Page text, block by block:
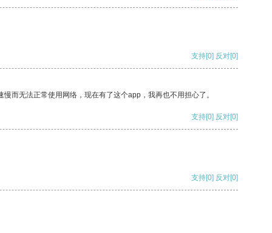
支持[0] 反对[0]
而无法正常使用网络，现在有了这个app，我再也不用担心了。
支持[0] 反对[0]
支持[0] 反对[0]